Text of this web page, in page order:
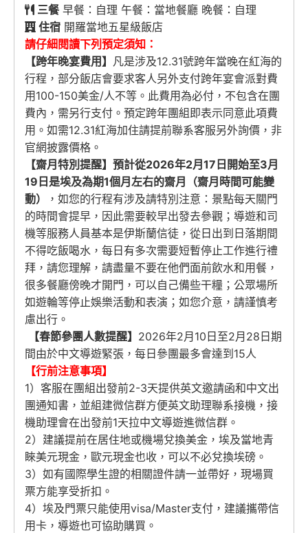
三餐早餐：自理 午餐：當地餐廳 晚餐：自理
住宿 開羅當地五星級飯店
請仔細閱讀下列預定須知：
【跨年晚宴費用】 凡是涉及12.31號跨年當晚在紅海的
行程，部分飯店會要求客人另外支付跨年宴會派對費
用100-150美金/人不等。此費用為必付，不包含在團
費內，需另行支付。預定跨年團組即表示同意此項費
用。如需12.31紅海加住請提前聯系客服另外詢價，非
官網披露價格。
【齋月特別提醒】預計從2026年2月17日開始至3月
19日是埃及為期1個月左右的齋月（齋月時間可能變
動）
，如您的行程有涉及請特別注意：景點每天關門
的時間會提早，因此需要較早出發去參觀；導遊和司
機等服務人員基本是伊斯蘭信徒，從日出到日落期間
不得吃飯喝水，每日有多次需要短暫停止工作進行禮
拜，請您理解，請盡量不要在他們面前飲水和用餐，
很多餐廳傍晚才開門，可以自己備些干糧；公眾場所
如遊輪等停止娛樂活動和表演；如您介意，請謹慎考
慮出行。
【春節參團人數提醒】 2026年2月10日至2月28日期
間由於中文導遊緊張，每日參團最多會達到15人
【行前注意事項】
1）客服在團組出發前2-3天提供英文邀請函和中文出
團通知書，並組建微信群方便英文助理聯系接機，接
機助理會在出發前1天拉中文導遊進微信群。
2）建議提前在居住地或機場兌換美金，埃及當地青
睞美元現金，歐元現金也收，可以不必兌換埃磅。
3）如有國際學生證的相關證件請一並帶好，現場買
票方能享受折扣。
4）埃及門票只能使用visa/Master支付，建議攜帶信
用卡，導遊也可協助購買。